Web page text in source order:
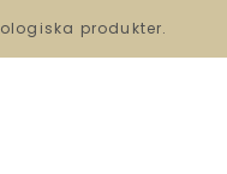
produkter.